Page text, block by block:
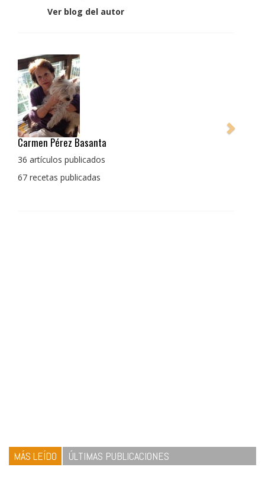
Ver blog del autor
Pedro Manuel Collado Cruz
La cocina para mi es producto bien tratado sin
con un toque diferente